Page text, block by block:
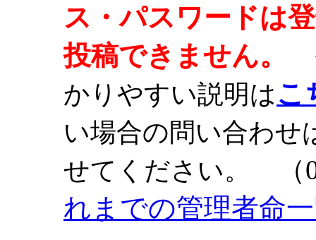
ス・パスワードは
投稿できません。
かりやすい説明はこ
い場合の問い合わせ
せてください。
（
れまでの管理者命